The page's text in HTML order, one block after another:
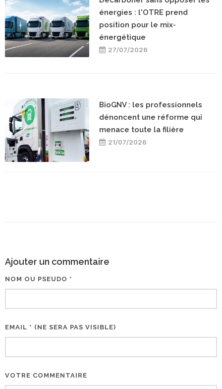
énergies : l'OTRE prend
position pour le mix-
énergétique
27/07/2026
BioGNV : les professionnels
dénoncent une réforme qui
menace toute la filière
21/07/2026
Ajouter un commentaire
NOM OU PSEUDO *
EMAIL * (NE SERA PAS VISIBLE)
VOTRE COMMENTAIRE